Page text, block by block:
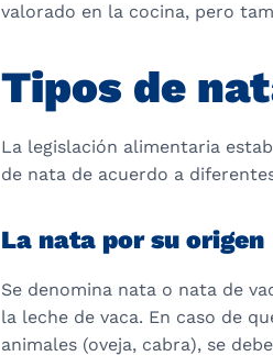
valorado en la cocina, pero
Tipos de
La legislación alimentaria
de nata de acuerdo a
La nata por su origen
Se denomina nata o nata de
la leche de vaca. En caso de
animales (oveja, cabra), se